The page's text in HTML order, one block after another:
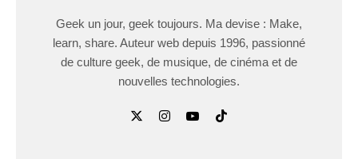
Geek un jour, geek toujours. Ma devise : Make,
learn, share. Auteur web depuis 1996, passionné
de culture geek, de musique, de cinéma et de
nouvelles technologies.